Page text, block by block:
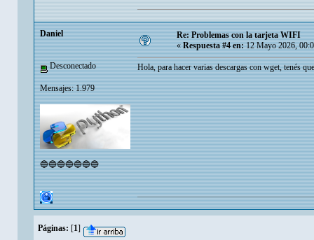
Danielㅤ
Desconectado
Mensajes: 1.979
🔵🔵🔵🔵🔵🔵🔵
Re: Problemas con la tarjeta WIFI
«Respuesta #4 en:12 Mayo 2026,
Hola, para hacer varias descargas con wget, tenés
Páginas: [1]